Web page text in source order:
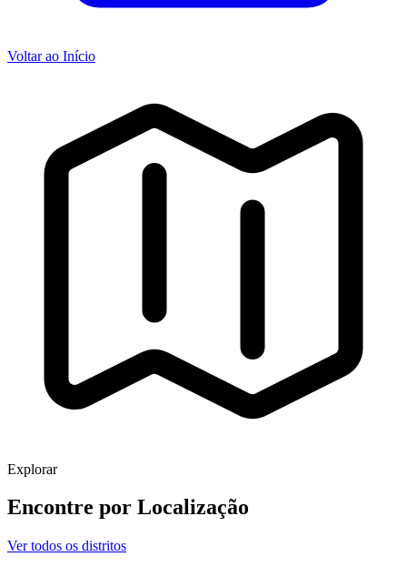
Voltar ao Início
Explorar
Encontre por Localização
Ver todos os distritos